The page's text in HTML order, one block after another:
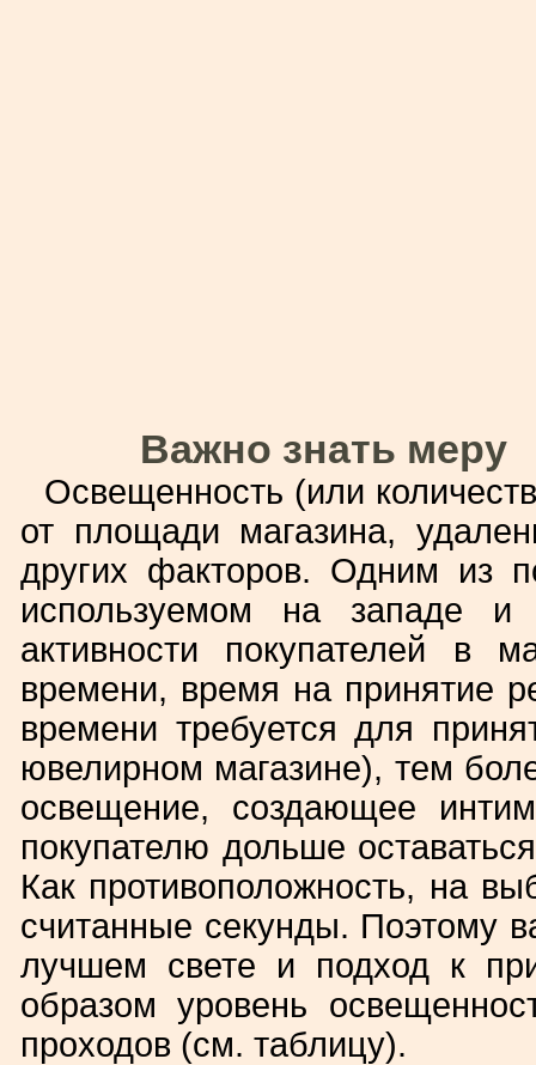
Важно знать меру
Освещенность (или
от площади магазина,
других факторов. Одним из
используемом на западе
активности покупателей в
времени, время на принятие
времени требуется для
ювелирном магазине), тем
освещение, создающее
покупателю дольше
Как противоположность, на
считанные секунды. Поэтому
лучшем свете и подход к
образом уровень
проходов (см. таблицу).